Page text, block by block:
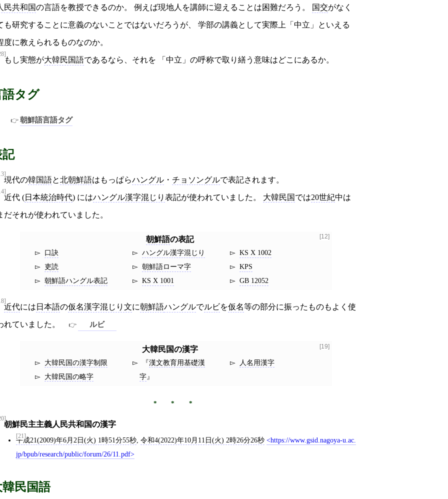
民共和国の言語を教授できるのか。 例えば現地人を講師に迎えることは困難だろう。 国交がなく
も研究することに意義のないことではないだろうが、 学部の講義として実際上「中立」といえる
度に教えられるものなのか。
もし実態が大韓民国語であるなら、それを 「中立」の呼称で取り繕う意味はどこにあるか。
語タグ
朝鮮語言語タグ
現代の韓国語と北朝鮮語はもっぱらハングル ・ チョソングルで表記されます。
近代 (日本統治時代) にはハングル漢字混じり 表記が使われていました。 大韓民国では20世紀中は
だそれが使われていました。
[12]
朝鮮語の表記
口訣
吏読
朝鮮語ハングル表記
ハングル漢字混じり
朝鮮語ローマ字
KS X 1001
KS X 1002
KPS
GB 12052
近代には 日本語の仮名漢字混じり文に朝鮮語ハングルでルビを仮名等の部分に振ったものもよく使
れていました。 ルビ
[19]
大韓民国の漢字
大韓民国の漢字制限
大韓民国の略字
漢文教育用基礎漢
字
人名用漢字
朝鮮民主主義人民共和国の漢字
[21]
平成21(2009)年6月2日(火) 1時51分55秒 令和4(2022)年10月11日(火) 2時26分26秒
https://www.gsid.nagoya-u.ac.
jp/bpub/research/public/forum/26/11.pdf
民国語